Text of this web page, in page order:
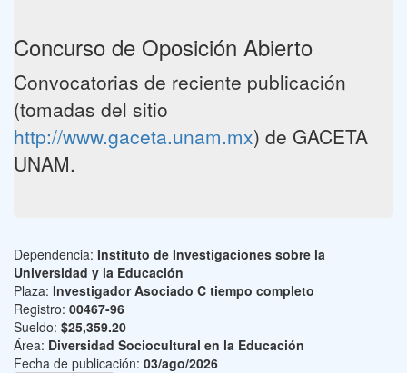
Concurso de Oposición Abierto
Convocatorias de reciente publicación
(tomadas del sitio
http://www.gaceta.unam.mx) de GACETA
UNAM.
Dependencia: Instituto de Investigaciones sobre la
Universidad y la Educación
Plaza: Investigador Asociado C tiempo completo
Registro: 00467-96
Sueldo: $25,359.20
Área: Diversidad Sociocultural en la Educación
Fecha de publicación: 03/ago/2026